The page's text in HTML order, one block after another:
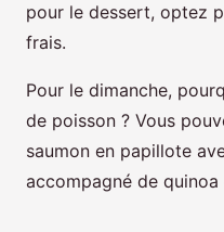
pour le dessert, optez
frais.
Pour le dimanche,
de poisson ? Vous
saumon en papillote
accompagné de